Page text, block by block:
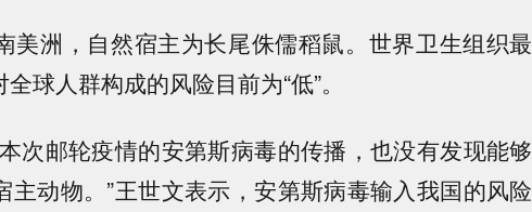
美洲，自然宿主为长尾侏儒稻鼠。世界卫生组织最
球人群构成的风险目前为“低”。
次邮轮疫情的安第斯病毒的传播，也没有发现能够
主动物。”王世文表示，安第斯病毒输入我国的风险